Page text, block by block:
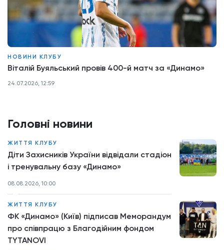
Головні новини
ЖИТТЯ КЛУБУ
Діти Захисників України відвідали стадіон
і тренувальну базу «Динамо»
08.08.2026, 10:00
ЖИТТЯ КЛУБУ
ФК «Динамо» (Київ) підписав Меморандум
про співпрацю з Благодійним фондом
TYTANOVI
НОВИНИ КЛУБУ
Віталій Буяльський провів 400-й матч за «Динамо»
24.07.2026, 12:59